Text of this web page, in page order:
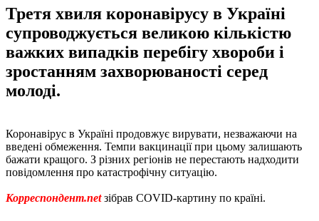
Третя хвиля коронавірусу в Україні
супроводжується великою кількістю
важких випадків перебігу хвороби і
зростанням захворюваності серед
молоді.
Коронавірус в Україні продовжує вирувати, незважаючи на
введені обмеження. Темпи вакцинації при цьому залишають
бажати кращого. З різних регіонів не перестають надходити
повідомлення про катастрофічну ситуацію.
Корреспондент.netзібрав COVID-картину по країні.